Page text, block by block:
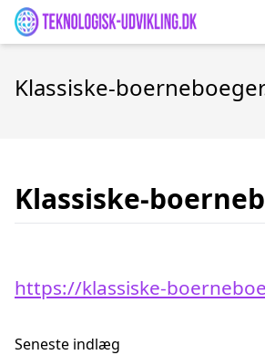
Klassiske-
Klassiske-
https://klassiske-
Seneste indlæg